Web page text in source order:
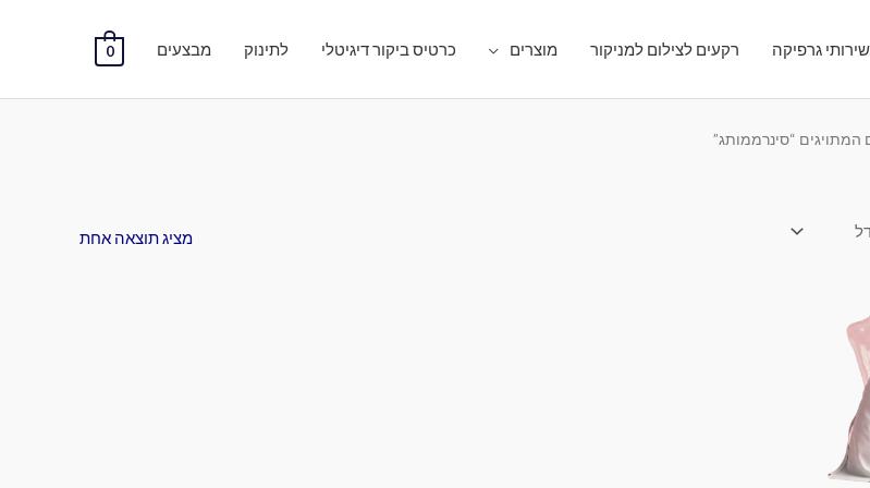
שירותי גרפיקה רקעים לצילום למניקור מוצרים כרטיס ביקור דיגיטלי לתינוק מבצעים 0
המתויגים “סינרממותג”
מציג תוצאה אחת